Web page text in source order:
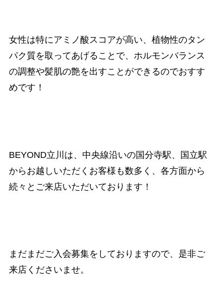
女性は特にアミノ酸スコアが高い、植物性のタン
パク質を取ってあげることで、ホルモンバランス
の調整や髪肌の艶を出すことができるのでおすす
めです！
BEYOND立川は、中央線沿いの国分寺駅、国立駅
からお越しいただくお客様も数多く、 各方面から
続々とご来店いただいております！
まだまだご入会募集をしておりますので、 是非ご
来店くださいませ。